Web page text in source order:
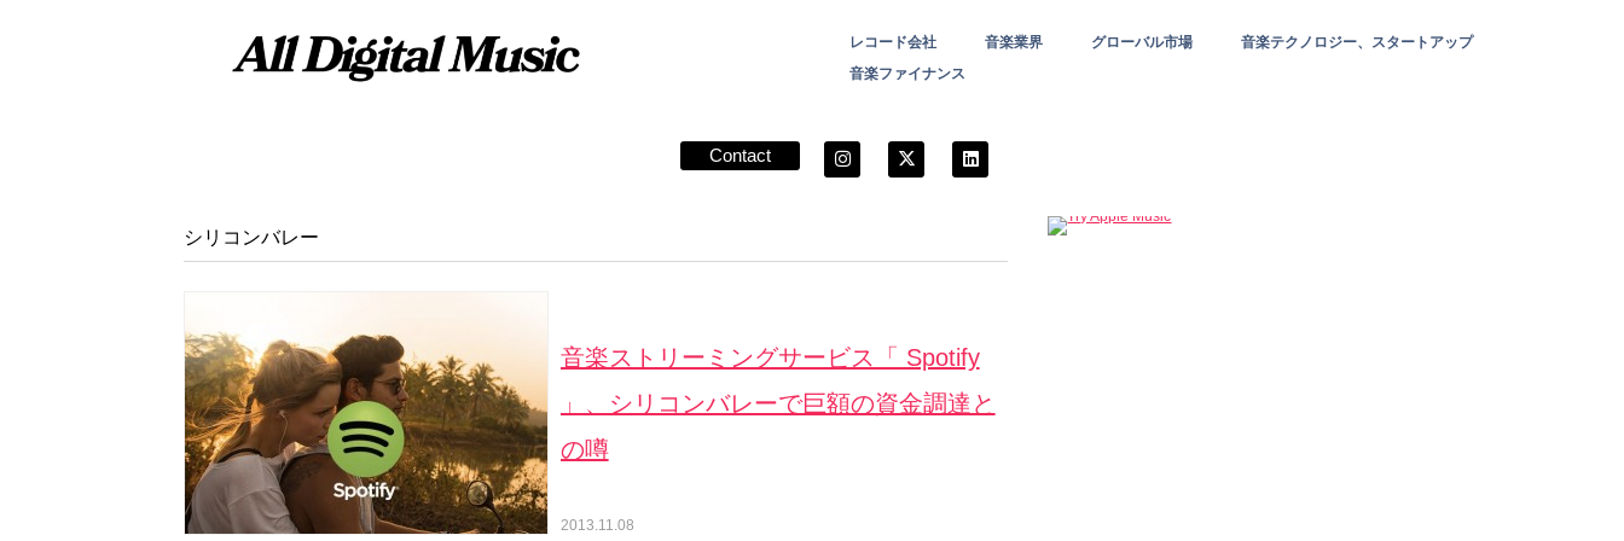
レコード会社 音楽業界 グローバル市場
音楽テクノロジー、スタートアップ
音楽ファイナンス
Contact
シリコンバレー
音楽ストリーミングサービス「 Spotify
」、シリコンバレーで巨額の資金調達と
の噂
2013.11.08